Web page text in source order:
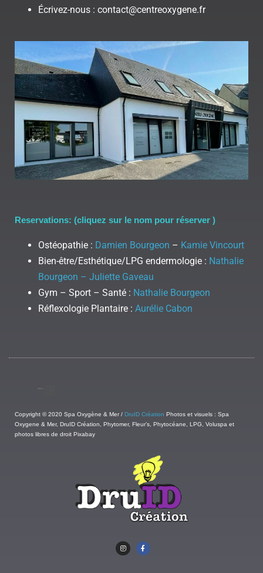
Écrivez-nous : contact@centreoxygene.fr
Reservations: (cliquez sur le nom pour réserver )
Ostéopathie : Damien Bourgeon – Kamie Vincourt
Bien-être/Esthétique/LPG endermologie : Nathalie
Bourgeon – Juliette Gaveau
Gym – Sport – Santé : Nathalie Bourgeon
Réflexologie Plantaire : Aurélie Cabon
Copyright © 2020 Spa Oxygène & Mer / DruID Création Photos et visuels : Spa
Oxygene & Mer, DruID Création, Phytomer, Fleur’s, Phytocéane, LPG, Voluspa et
photos libres de droit Pixabay